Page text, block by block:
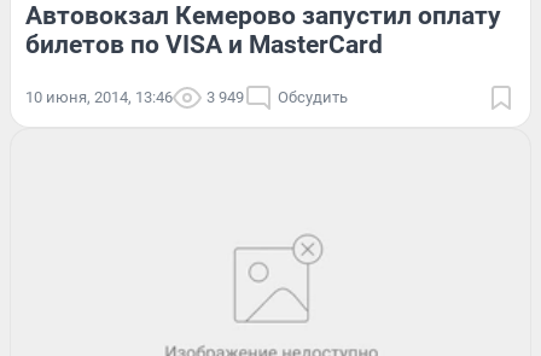
Автовокзал Кемерово запустил оплату
билетов по VISA и MasterCard
10 июня, 2014, 13:46 3 949 Обсудить